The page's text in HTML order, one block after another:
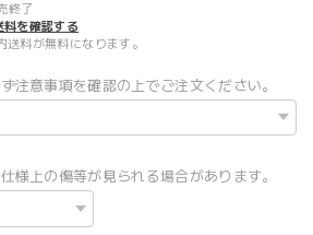
終了
料を確認する
料が無料になります。
注意事項を確認の上でご注文ください。
様上の傷等が見られる場合があります。